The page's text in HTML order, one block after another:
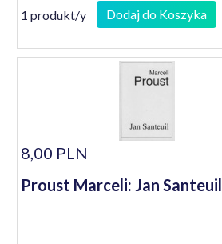
1 produkt/y Dodaj do Koszyka
8,00 PLN
Proust Marceli: Jan Santeuil